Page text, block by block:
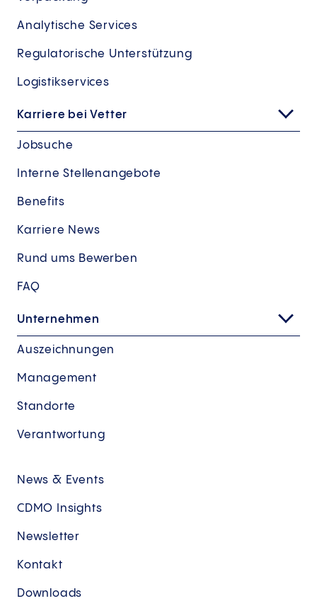
Analytische Services
Regulatorische Unterstützung
Logistikservices
Karriere bei Vetter
Jobsuche
Interne Stellenangebote
Benefits
Karriere News
Rund ums Bewerben
FAQ
Unternehmen
Auszeichnungen
Management
Standorte
Verantwortung
News & Events
CDMO Insights
Newsletter
Kontakt
Downloads